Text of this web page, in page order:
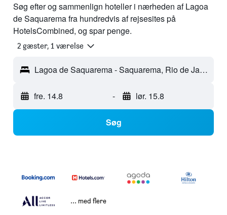
Søg efter og sammenlign hoteller i nærheden af Lagoa
de Saquarema fra hundredvis af rejsesites på
HotelsCombined, og spar penge.
2 gæster, 1 værelse
Lagoa de Saquarema - Saquarema, Rio de Janeiro, Brasilien
fre. 14.8 - lør. 15.8
Søg
... med flere